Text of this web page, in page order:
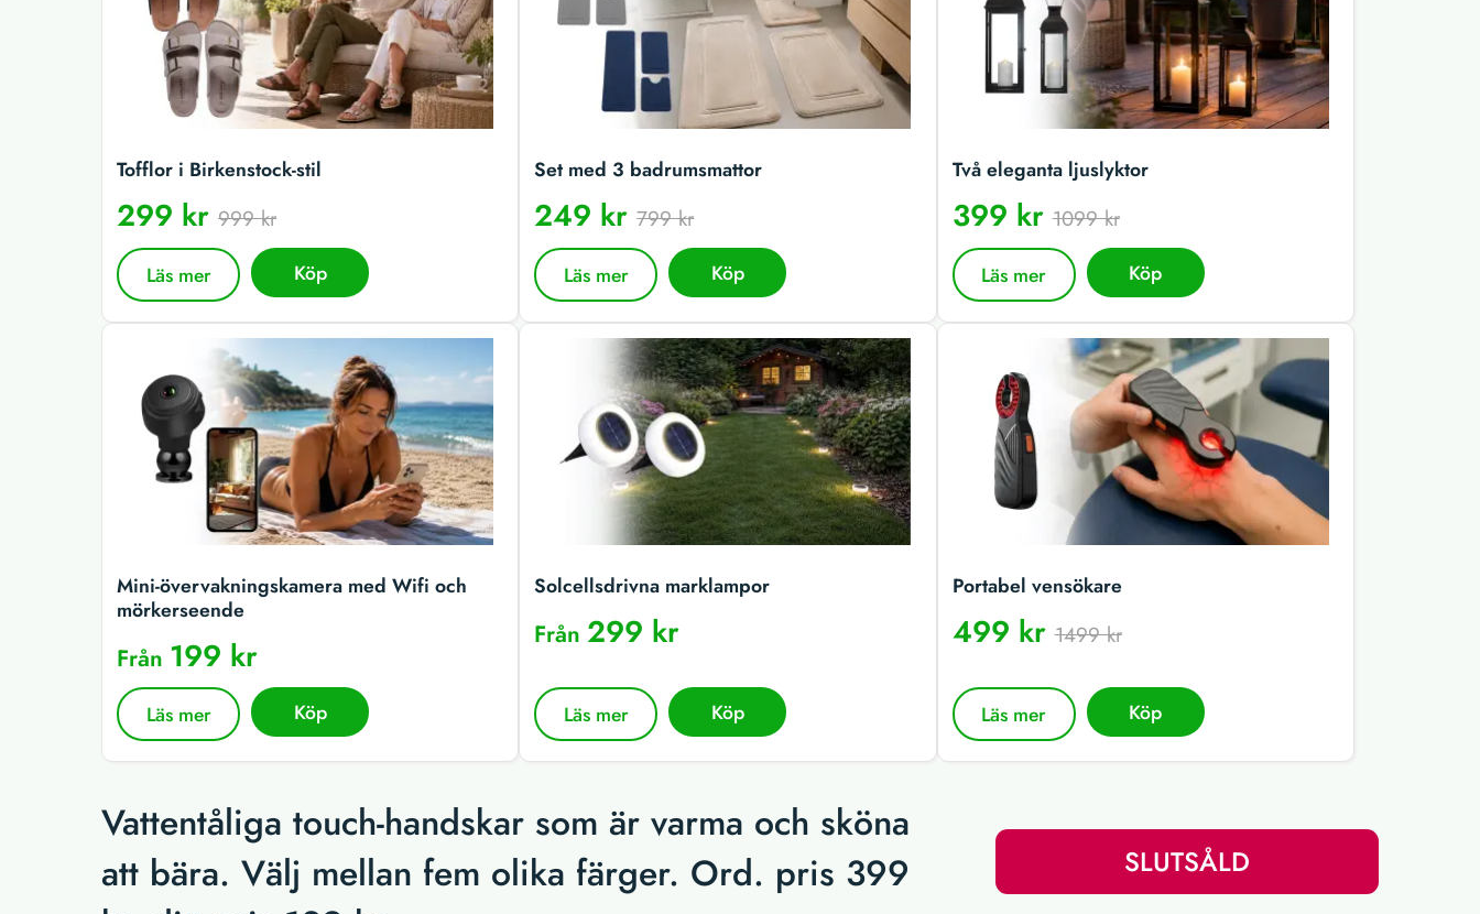
Tofflor i Birkenstock-stil
299 kr 999 kr
Läs mer Köp
Set med 3 badrumsmattor
249 kr799 kr
Läs mer Köp
Två eleganta ljuslyktor
399 kr1099 kr
Läs mer Köp
Mini-övervakningskamera med Wifi och
mörkerseende
Från 199 kr
Läs mer Köp
Solcellsdrivna marklampor
Från299 kr
Läs mer Köp
Portabel vensökare
499 kr1499 kr
Läs mer Köp
Vattentåliga touch-handskar som är varma och sköna
att bära. Välj mellan fem olika färger. Ord. pris 399
SLUTSÅLD